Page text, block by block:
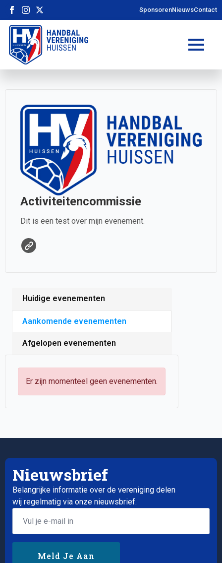
SponsorenNieuwsContact
Activiteitencommissie
Dit is een test over mijn evenement.
Huidige evenementen
Aankomende evenementen
Afgelopen evenementen
Er zijn momenteel geen evenementen.
Nieuwsbrief
Belangrijke informatie over de vereniging delen
wij regelmatig via onze nieuwsbrief.
Email
Meld Je Aan